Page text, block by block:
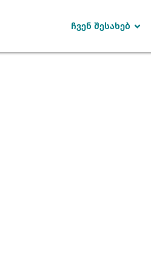
ჩვენ შესახებ